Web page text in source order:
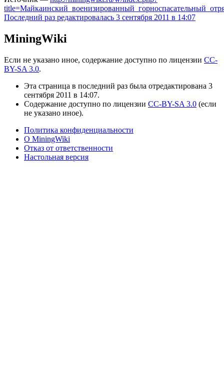
Последний раз редактировалась 3 сентября 2011 в 14:07
MiningWiki
Если не указано иное, содержание доступно по лицензии CC-
BY-SA 3.0.
Эта страница в последний раз была отредактирована 3
сентября 2011 в 14:07.
Содержание доступно по лицензии CC-BY-SA 3.0 (если
не указано иное).
Политика конфиденциальности
О MiningWiki
Отказ от ответственности
Настольная версия